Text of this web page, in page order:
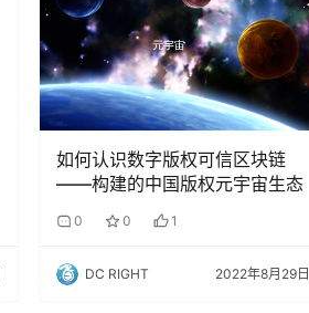
如何认识数字版权可信区块链
——构建的中国版权元宇宙生态
0 0 1
DC RIGHT 2022年8月29日